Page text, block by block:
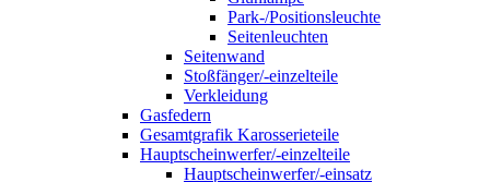
Park-/Positionsleuchte
Seitenleuchten
Seitenwand
Stoßfänger/-einzelteile
Verkleidung
Gasfedern
Gesamtgrafik Karosserieteile
Hauptscheinwerfer/-einzelteile
Hauptscheinwerfer/-einsatz